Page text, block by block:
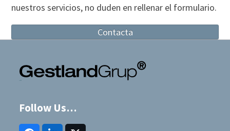
nuestros servicios, no duden en rellenar el formulario.
Contacta
Follow Us…